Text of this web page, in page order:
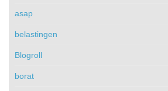
asap
belastingen
Blogroll
borat